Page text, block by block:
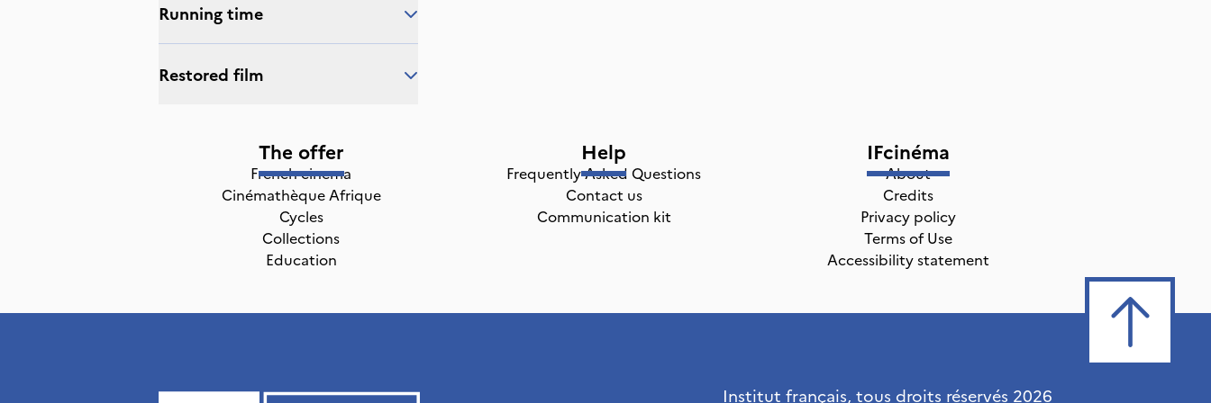
Running time
Restored film
The offer
French cinema
Cinémathèque Afrique
Cycles
Collections
Education
Help
Frequently Asked Questions
Contact us
Communication kit
IFcinéma
About
Credits
Privacy policy
Terms of Use
Accessibility statement
Institut français, tous droits réservés 2026